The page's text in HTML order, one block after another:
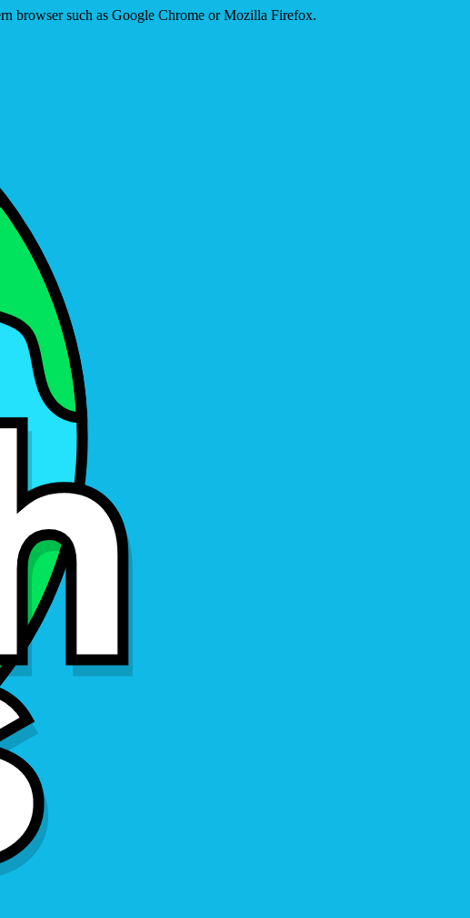
browser such as Google Chrome or Mozilla Firefox.